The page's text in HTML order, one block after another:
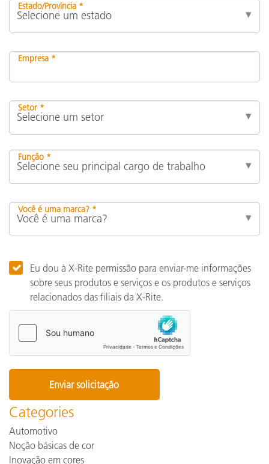
Estado/Província *
Empresa *
Setor *
Função *
Você é uma marca? *
Eu dou à X-Rite permissão para enviar-me informações
sobre seus produtos e serviços e os produtos e serviços
relacionados das filiais da X-Rite.
Categories
Automotivo
Noção básicas de cor
Inovação em cores